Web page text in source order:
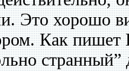
Это хорошо
Как
странный”